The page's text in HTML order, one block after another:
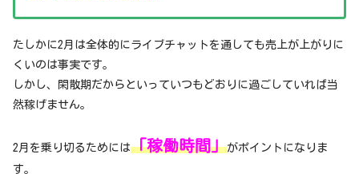
たしかに2月は全体的にライブチャットを通しても売上が上がりに
くいのは事実です。
しかし、閑散期だからといっていつもどおりに過ごしていれば当
然稼げません。
2月を乗り切るためには「稼働時間」がポイントになりま
す。